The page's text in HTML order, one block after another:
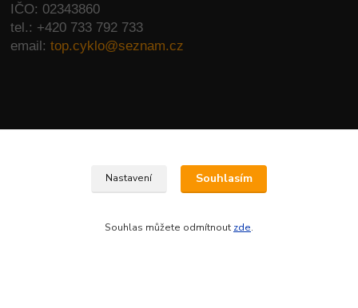
IČO: 02343860
tel.: +420 733 792 733
email:top.cyklo@seznam.cz
+420 733 792 733
Nastavení Souhlasím
Souhlas můžete odmítnout zde.